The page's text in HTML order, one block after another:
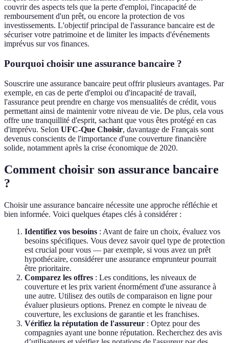
couvrir des aspects tels que la perte d'emploi, l'incapacité de
remboursement d'un prêt, ou encore la protection de vos
investissements. L'objectif principal de l'assurance bancaire est de
sécuriser votre patrimoine et de limiter les impacts d'événements
imprévus sur vos finances.
Pourquoi choisir une assurance bancaire ?
Souscrire une assurance bancaire peut offrir plusieurs avantages. Par
exemple, en cas de perte d'emploi ou d'incapacité de travail,
l'assurance peut prendre en charge vos mensualités de crédit, vous
permettant ainsi de maintenir votre niveau de vie. De plus, cela vous
offre une tranquillité d'esprit, sachant que vous êtes protégé en cas
d'imprévu. Selon UFC-Que Choisir, davantage de Français sont
devenus conscients de l'importance d'une couverture financière
solide, notamment après la crise économique de 2020.
Comment choisir son assurance bancaire
?
Choisir une assurance bancaire nécessite une approche réfléchie et
bien informée. Voici quelques étapes clés à considérer :
Identifiez vos besoins : Avant de faire un choix, évaluez vos
besoins spécifiques. Vous devez savoir quel type de protection
est crucial pour vous — par exemple, si vous avez un prêt
hypothécaire, considérer une assurance emprunteur pourrait
être prioritaire.
Comparez les offres : Les conditions, les niveaux de
couverture et les prix varient énormément d'une assurance à
une autre. Utilisez des outils de comparaison en ligne pour
évaluer plusieurs options. Prenez en compte le niveau de
couverture, les exclusions de garantie et les franchises.
Vérifiez la réputation de l'assureur : Optez pour des
compagnies ayant une bonne réputation. Recherchez des avis